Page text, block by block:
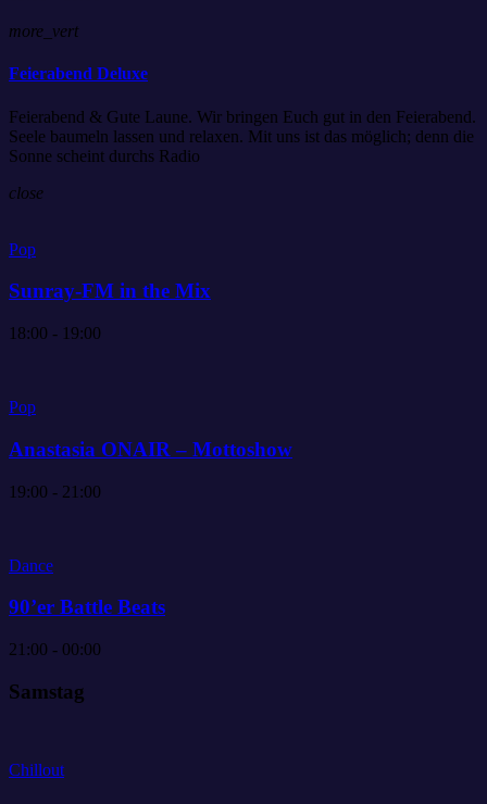
more_vert
Feierabend Deluxe
Feierabend & Gute Laune. Wir bringen Euch gut in den Feierabend.
Seele baumeln lassen und relaxen. Mit uns ist das möglich; denn die
Sonne scheint durchs Radio
close
Pop
Sunray-FM in the Mix
18:00 - 19:00
Pop
Anastasia ONAIR – Mottoshow
19:00 - 21:00
Dance
90’er Battle Beats
21:00 - 00:00
Samstag
Chillout